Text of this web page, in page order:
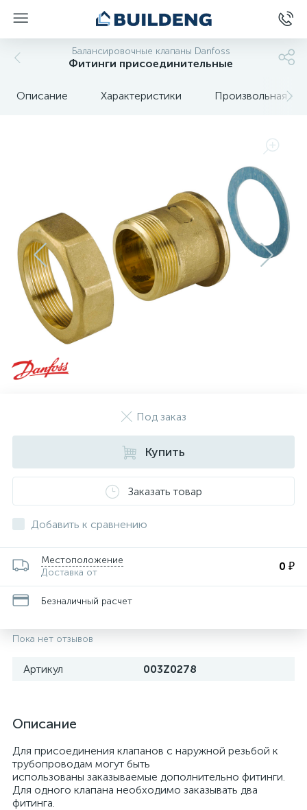
Балансировочные клапаны Danfoss
Фитинги присоединительные
Описание Характеристики Произвольная
Под заказ
Купить
Заказать товар
Добавить к сравнению
Местоположение
Доставка от
0 ₽
Безналичный расчет
Пока нет отзывов
Артикул 003Z0278
Описание
Для присоединения клапанов с наружной резьбой к
трубопроводам могут быть
использованы заказываемые дополнительно фитинги.
Для одного клапана необходимо заказывать два
фитинга.